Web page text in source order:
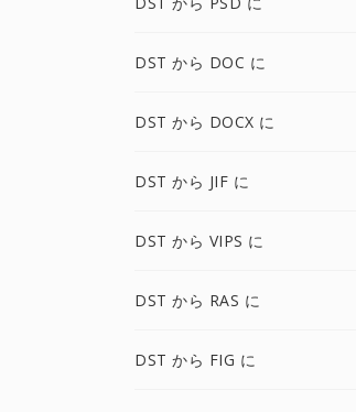
DST から DOC に
DST から DOCX に
DST から JIF に
DST から VIPS に
DST から RAS に
DST から FIG に